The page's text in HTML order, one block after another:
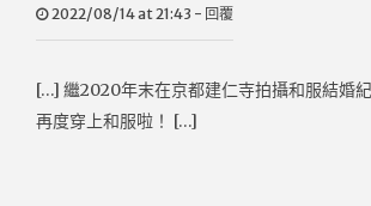
2022/08/14 at 21:43 - 回覆
[…] 繼2020年末在京都建仁寺拍攝和服結婚
再度穿上和服啦！ […]